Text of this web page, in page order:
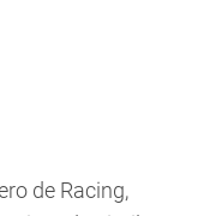
de Racing,